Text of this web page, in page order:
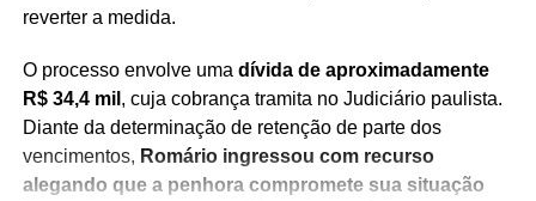
reverter a medida.
O processo envolve uma dívida de aproximadamente
R$ 34,4 mil , cuja cobrança tramita no Judiciário paulista.
Diante da determinação de retenção de parte dos
vencimentos, Romário ingressou com recurso
alegando que a penhora compromete sua situação